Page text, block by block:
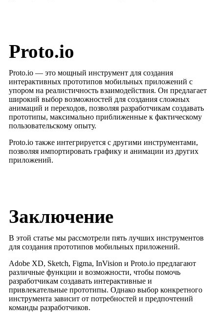
Proto.io
Proto.io — это мощный инструмент для создания
интерактивных прототипов мобильных приложений с
упором на реалистичность взаимодействия. Он предлагает
широкий выбор возможностей для создания сложных
анимаций и переходов, позволяя разработчикам создавать
прототипы, максимально приближенные к фактическому
пользовательскому опыту.
Proto.io также интегрируется с другими инструментами,
позволяя импортировать графику и анимации из других
приложений.
Заключение
В этой статье мы рассмотрели пять лучших инструментов
для создания прототипов мобильных приложений.
Adobe XD, Sketch, Figma, InVision и Proto.io предлагают
различные функции и возможности, чтобы помочь
разработчикам создавать интерактивные и
привлекательные прототипы. Однако выбор конкретного
инструмента зависит от потребностей и предпочтений
команды разработчиков.